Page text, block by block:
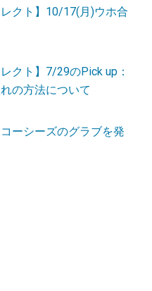
レクト】10/17(月)ウホ合
クト】7/29のPick up：
の方法について
ーシーズのグラブを発